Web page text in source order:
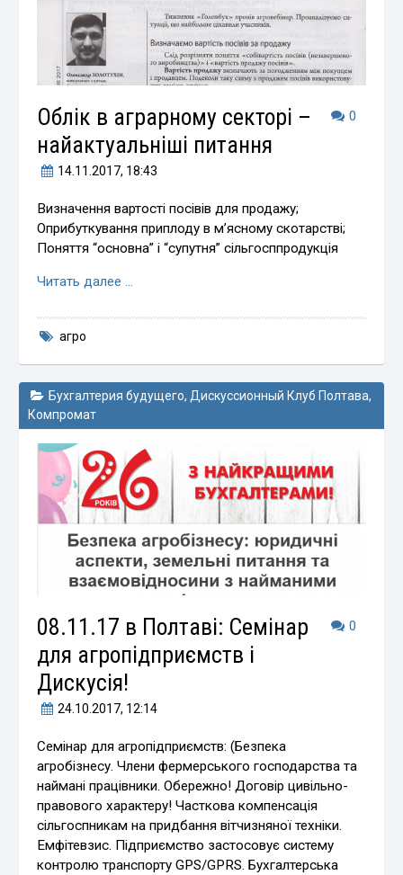
0
Облік в аграрному секторі –
найактуальніші питання
14.11.2017, 18:43
Визначення вартості посівів для продажу;
Оприбуткування приплоду в м’ясному скотарстві;
Поняття “основна” і “супутня” сільгосппродукція
Читать далее …
агро
Бухгалтерия будущего, Дискуссионный Клуб Полтава,
Компромат
0
08.11.17 в Полтаві: Семінар
для агропідприємств і
Дискусія!
24.10.2017, 12:14
Семінар для агропідприємств: (Безпека
агробізнесу. Члени фермерського господарства та
наймані працівники. Обережно! Договір цивільно-
правового характеру! Часткова компенсація
сільгоспникам на придбання вітчизняної техніки.
Емфітевзис. Підприємство застосовує систему
контролю транспорту GPS/GPRS. Бухгалтерська